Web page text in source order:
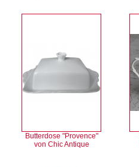
Butterdose "Provence"
von Chic Antique